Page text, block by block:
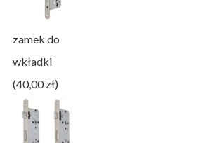
zamek do
wkładki
(40,00 zł)